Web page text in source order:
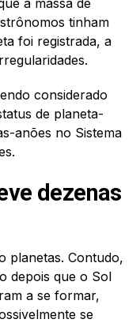
tinham
foi registrada, a
considerado
de planeta-
anões no Sistema
dezenas
planetas. Contudo,
depois que o Sol
a se formar,
se